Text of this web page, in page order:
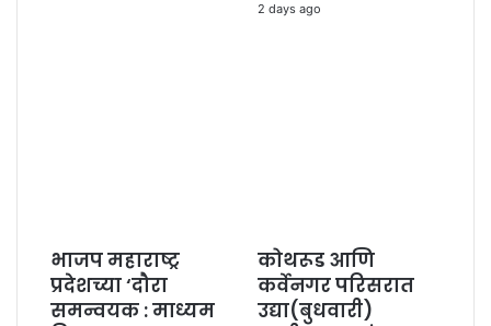
2 days ago
भाजप महाराष्ट्र
प्रदेशच्या ‘दौरा
समन्वयक : माध्यम
कोथरूड आणि
कर्वेनगर परिसरात
उद्या(बुधवारी)